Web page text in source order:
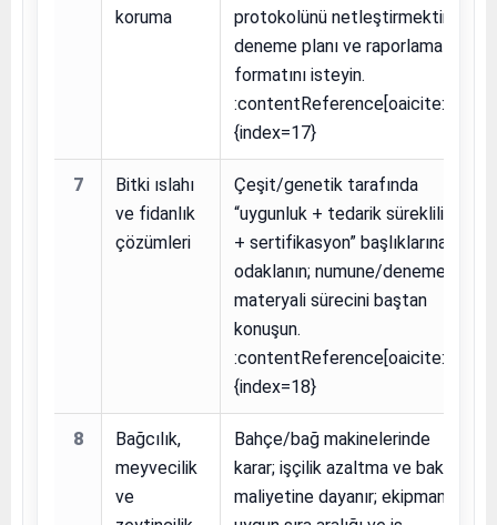
koruma
protokolünü netleştirmektir;
deneme planı ve raporlama
formatını isteyin.
:contentReference[oaicite:17]
{index=17}
7
Bitki ıslahı
ve fidanlık
çözümleri
Çeşit/genetik tarafında
“uygunluk + tedarik sürekliliği
+ sertifikasyon” başlıklarına
odaklanın; numune/deneme
materyali sürecini baştan
konuşun.
:contentReference[oaicite:18]
{index=18}
8
Bağcılık,
meyvecilik
ve
Bahçe/bağ makinelerinde
karar; işçilik azaltma ve bakım
maliyetine dayanır; ekipmanın